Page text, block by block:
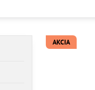
AKCIA